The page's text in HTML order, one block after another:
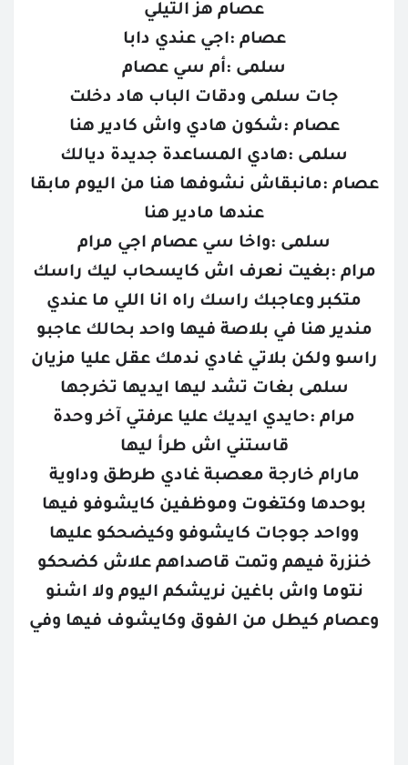
عصام هز التيلي
عصام :اجي عندي دابا
سلمى :أم سي عصام
جات سلمى ودقات الباب هاد دخلت
عصام :شكون هادي واش كادير هنا
سلمى :هادي المساعدة جديدة ديالك
عصام :مانبقاش نشوفها هنا من اليوم مابقا
عندها مادير هنا
سلمى :واخا سي عصام اجي مرام
مرام :بغيت نعرف اش كايسحاب ليك راسك
متكبر وعاجبك راسك راه انا اللي ما عندي
مندير هنا في بلاصة فيها واحد بحالك عاجبو
راسو ولكن بلاتي غادي ندمك عقل عليا مزيان
سلمى بغات تشد ليها ايديها تخرجها
مرام :حايدي ايديك عليا عرفتي آخر وحدة
قاستني اش طرأ ليها
مارام خارجة معصبة غادي طرطق وداوية
بوحدها وكتغوت وموظفين كايشوفو فيها
وواحد جوجات كايشوفو وكيضحكو عليها
خنزرة فيهم وتمت قاصداهم علاش كضحكو
نتوما واش باغين نريشكم اليوم ولا اشنو
وعصام كيطل من الفوق وكايشوف فيها وفي